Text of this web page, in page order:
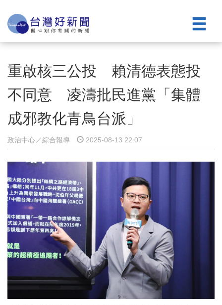
重啟核三公投 賴清德表態投
不同意 凌濤批民進黨「集體
成邪教化青鳥台派」
政治中心／綜合報導 2025-08-13 22:07